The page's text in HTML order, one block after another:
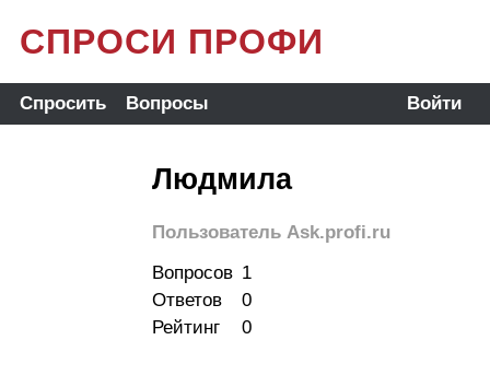
СПРОСИ ПРОФИ
Спросить Вопросы Войти
Людмила
Пользователь Ask.profi.ru
Вопросов 1
Ответов
0
Рейтинг
0